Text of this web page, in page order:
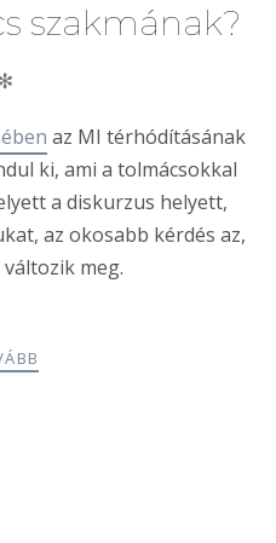
szakmának?
az MI térhódításának
ki, ami a tolmácsokkal
a diskurzus helyett,
az okosabb kérdés az,
meg.